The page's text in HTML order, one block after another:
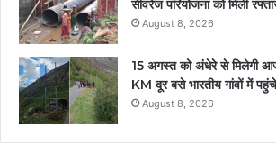
सीवरेज परियोजना को मिली
August 8, 2026
15 अगस्त को अंधेरे से मिलेगी
KM दूर बसे भारतीय गांवों में
August 8, 2026